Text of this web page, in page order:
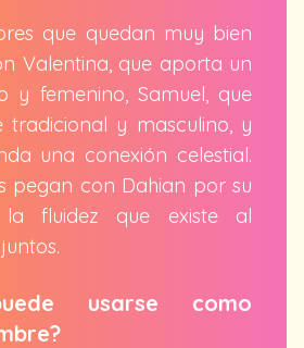
que quedan muy bien
Valentina, que aporta un
y femenino, Samuel, que
tradicional y masculino, y
una conexión celestial.
pegan con Dahian por su
fluidez que existe al
usarse como